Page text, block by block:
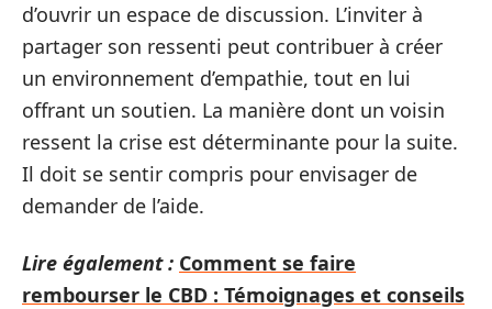
d’ouvrir un espace de discussion. L’inviter à
partager son ressenti peut contribuer à créer
un environnement d’empathie, tout en lui
offrant un soutien. La manière dont un voisin
ressent la crise est déterminante pour la suite.
Il doit se sentir compris pour envisager de
demander de l’aide.
Lire également : Comment se faire
rembourser le CBD : Témoignages et conseils